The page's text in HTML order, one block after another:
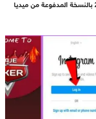
تحميل سايفون برو PsiphonPro مهكر 2023 بالنسخة المدفوعة من ميديا